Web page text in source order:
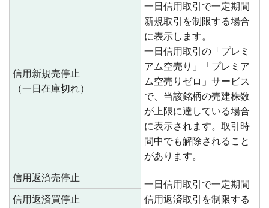
信用新規売停止
（一日在庫切れ）
一日信用取引で一定期間
新規取引を制限する場合
に表示します。
一日信用取引の「プレミ
アム空売り」「プレミア
ム空売りゼロ」サービス
で、当該銘柄の売建株数
が上限に達している場合
に表示されます。取引時
間中でも解除されること
があります。
信用返済売停止
一日信用取引で一定期間
信用返済取引を制限する
信用返済買停止